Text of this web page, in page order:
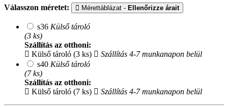
Válasszon méretet: Mérettáblázat - Ellenőrizze árait
s36 Külső tároló
(3 ks)
Szállítás az otthoni:
Külső tároló (3 ks)
Szállítás 4-7 munkanapon belül
s40 Külső tároló
(7 ks)
Szállítás az otthoni:
Külső tároló (7 ks)
Szállítás 4-7 munkanapon belül